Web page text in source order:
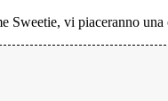
Sweetie, vi piaceranno